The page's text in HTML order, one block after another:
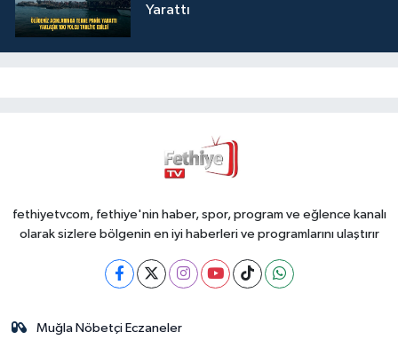
Yarattı
fethiyetvcom, fethiye'nin haber, spor, program ve eğlence kanalı
olarak sizlere bölgenin en iyi haberleri ve programlarını ulaştırır
Muğla Nöbetçi Eczaneler